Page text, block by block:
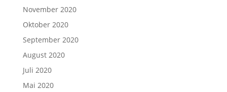
November 2020
Oktober 2020
September 2020
August 2020
Juli 2020
Mai 2020